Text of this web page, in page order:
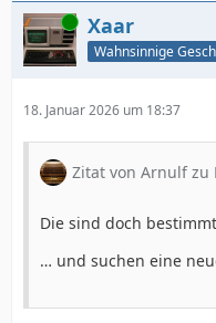
Online Xaar
18. Januar 2026 um 18:37
Zitat von Arnulf zu
Die sind doch
… und suchen eine